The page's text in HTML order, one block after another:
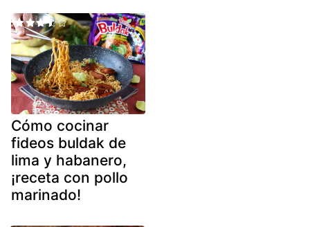
Cómo cocinar
fideos buldak de
lima y habanero,
¡receta con pollo
marinado!